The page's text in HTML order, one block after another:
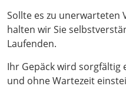
Sollte es zu unerwarteten
halten wir Sie
Laufenden.
Ihr Gepäck wird sorgfältig
und ohne Wartezeit